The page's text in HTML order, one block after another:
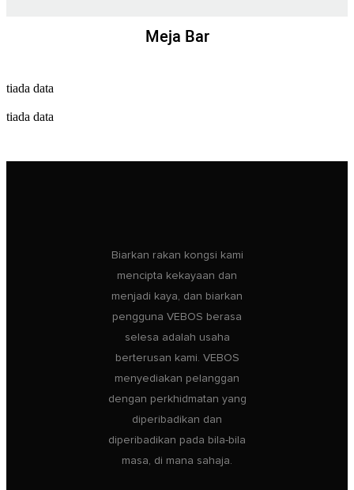
Meja Bar
tiada data
tiada data
Biarkan rakan kongsi kami
mencipta kekayaan dan
menjadi kaya, dan biarkan
pengguna VEBOS berasa
selesa adalah usaha
berterusan kami. VEBOS
menyediakan pelanggan
dengan perkhidmatan yang
diperibadikan dan
diperibadikan pada bila-bila
masa, di mana sahaja.